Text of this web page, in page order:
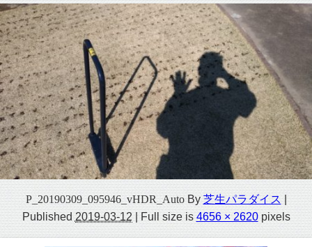
P_20190309_095946_vHDR_Auto By 芝生パラダイス
Published 2019-03-12 |Full size is4656 × 2620pixels